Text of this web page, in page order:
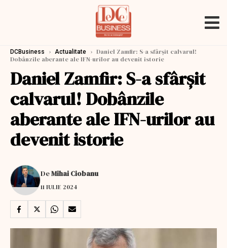
DCBusiness › Actualitate › Daniel Zamfir: S-a sfârşit calvarul!
Dobânzile aberante ale IFN-urilor au devenit istorie
Daniel Zamfir: S-a sfârşit
calvarul! Dobânzile
aberante ale IFN-urilor au
devenit istorie
DeMihai Ciobanu
11 IULIE 2024